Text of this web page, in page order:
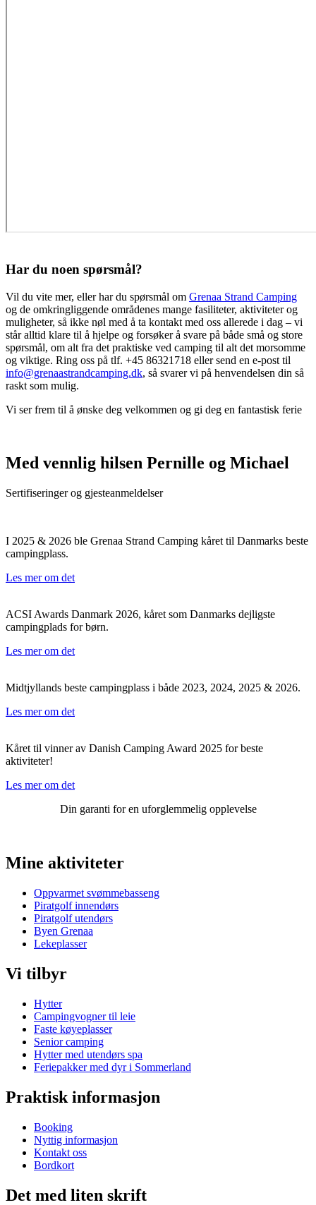
Har du noen spørsmål?
Vil du vite mer, eller har du spørsmål om Grenaa Strand Camping
og de omkringliggende områdenes mange fasiliteter, aktiviteter og
muligheter, så ikke nøl med å ta kontakt med oss allerede i dag – vi
står alltid klare til å hjelpe og forsøker å svare på både små og store
spørsmål, om alt fra det praktiske ved camping til alt det morsomme
og viktige. Ring oss på tlf. +45 86321718 eller send en e-post til
info@grenaastrandcamping.dk, så svarer vi på henvendelsen din så
raskt som mulig.
Vi ser frem til å ønske deg velkommen og gi deg en fantastisk ferie
Med vennlig hilsen Pernille og Michael
Sertifiseringer og gjesteanmeldelser
I 2025 & 2026 ble Grenaa Strand Camping kåret til Danmarks beste
campingplass.
Les mer om det
ACSI Awards Danmark 2026, kåret som Danmarks dejligste
campingplads for børn.
Les mer om det
Midtjyllands beste campingplass i både 2023, 2024, 2025 & 2026.
Les mer om det
Kåret til vinner av Danish Camping Award 2025 for beste
aktiviteter!
Les mer om det
Din garanti for en uforglemmelig opplevelse
Mine aktiviteter
Oppvarmet svømmebasseng
Piratgolf innendørs
Piratgolf utendørs
Byen Grenaa
Lekeplasser
Vi tilbyr
Hytter
Campingvogner til leie
Faste køyeplasser
Senior camping
Hytter med utendørs spa
Feriepakker med dyr i Sommerland
Praktisk informasjon
Booking
Nyttig informasjon
Kontakt oss
Bordkort
Det med liten skrift